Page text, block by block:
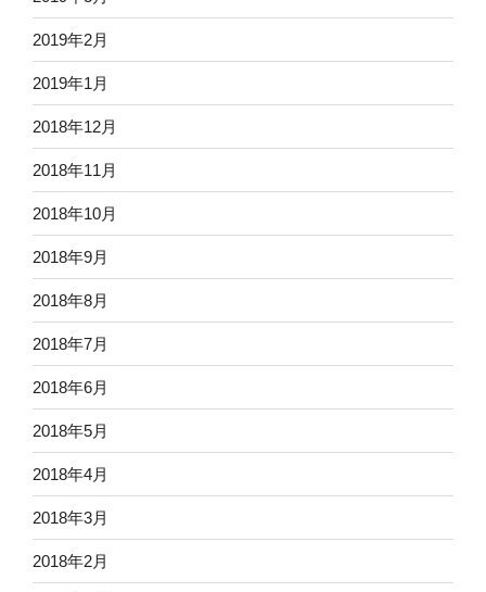
2019年2月
2019年1月
2018年12月
2018年11月
2018年10月
2018年9月
2018年8月
2018年7月
2018年6月
2018年5月
2018年4月
2018年3月
2018年2月